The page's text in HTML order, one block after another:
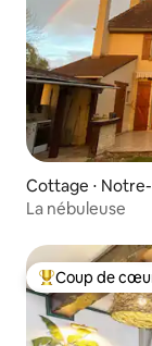
Cottage ⋅
La nébuleuse
Coups de cœur
Coup de